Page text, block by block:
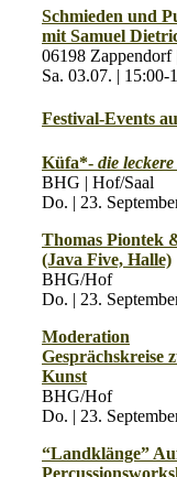
Schmieden und
mit Samuel
06198
Sa. 03.07. |
Festival-Events
Küfa*- die
BHG | Hof/Saal
Do. | 23.
Thomas Piontek
(Java Five, Halle)
BHG/Hof
Do. | 23.
Moderation
Gesprächskreise
Kunst
BHG/Hof
Do. | 23.
“Landklänge”